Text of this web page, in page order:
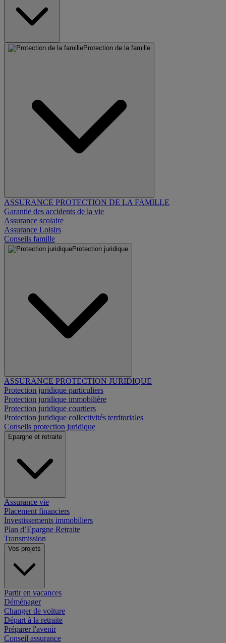
Protection de la famille
ASSURANCE PROTECTION DE LA FAMILLE
Garantie des accidents de la vie
Assurance scolaire
Assurance Loisirs
Conseils famille
Protection juridique
ASSURANCE PROTECTION JURIDIQUE
Protection juridique particuliers
Protection juridique immobilière
Protection juridique courtiers
Protection juridique collectivités territoriales
Conseils protection juridique
Epargne et retraite
Assurance vie
Placement financiers
Investissements immobiliers
Plan d’Epargne Retraite
Transmission
Vos projets
Partir en vacances
Déménager
Changer de voiture
Départ à la retraite
Préparer l'avenir
Conseil assurance